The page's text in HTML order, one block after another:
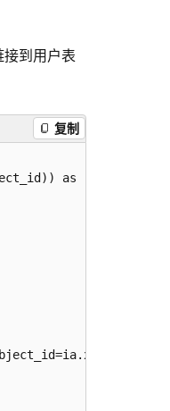
到用户表
复制
as [user_table],